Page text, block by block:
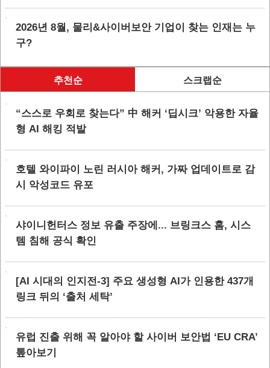
2026년 8월, 물리&사이버보안 기업이 찾는 인재는 누
구?
추천순 스크랩순
“스스로 우회로 찾는다” 中 해커 ‘딥시크’ 악용한 자율
형 AI 해킹 적발
호텔 와이파이 노린 러시아 해커, 가짜 업데이트로 감
시 악성코드 유포
샤이니헌터스 정보 유출 주장에... 브링크스 홈, 시스
템 침해 공식 확인
[AI 시대의 인지전-3] 주요 생성형 AI가 인용한 437개
링크 뒤의 ‘출처 세탁’
유럽 진출 위해 꼭 알아야 할 사이버 보안법 ‘EU CRA’
톺아보기